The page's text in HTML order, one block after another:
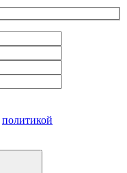
политикой